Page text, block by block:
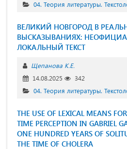
04. Теория литературы.
ВЕЛИКИЙ НОВГОРОД В
ВЫСКАЗЫВАНИЯХ:
ЛОКАЛЬНЫЙ ТЕКСТ
Щепанова К.Е.
14.08.2025
342
04. Теория литературы.
THE USE OF LEXICAL MEANS
TIME PERCEPTION IN GABRIEL
ONE HUNDRED YEARS OF
THE TIME OF CHOLERA